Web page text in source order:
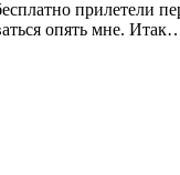
прилетели
опять мне.